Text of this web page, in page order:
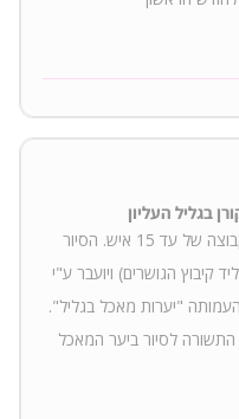
בגליל העליון
מוזמנים לסיור פרטי (בתאום מראש) לקבוצה של עד 15 איש. הסיור
קיבוץ הגושרים) ויועבר ע"י
"יערות מאכל בגליל".
התשורה לסיור ביער המאכל